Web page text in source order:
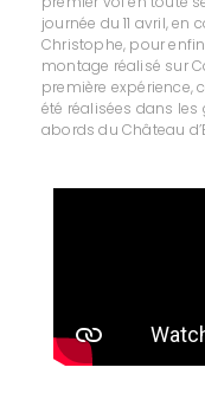
journée du 11 avril,
Christophe, pour
montage réalisé sur
première expérience,
été réalisées dans les
abords du Château